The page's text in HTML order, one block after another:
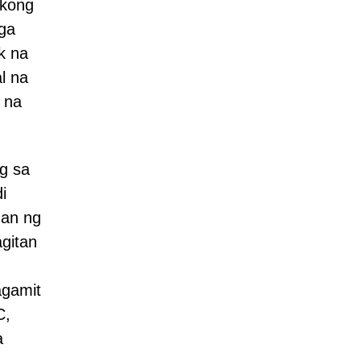
na
na
na
sa
ng